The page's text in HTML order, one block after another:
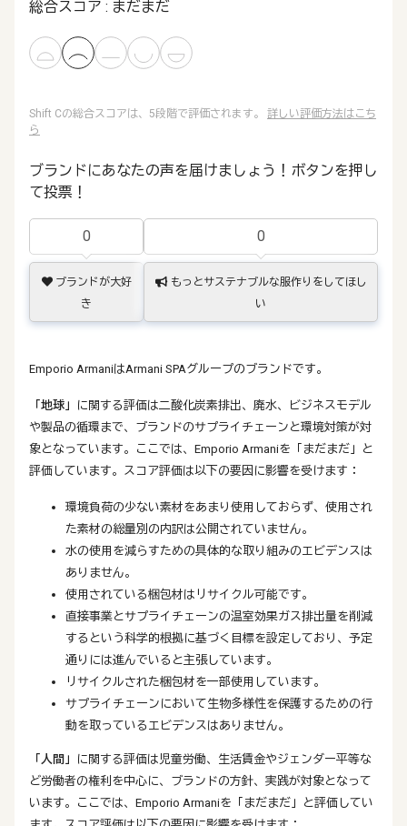
総合スコア : まだまだ
Shift Cの総合スコアは、5段階で評価されます。 詳しい評価方法はこち
ら
ブランドにあなたの声を届けましょう！ボタンを押し
て投票！
0
ブランドが大好
き
0
もっとサステナブルな服作りをしてほし
い
Emporio ArmaniはArmani SPAグループのブランドです。
「地球」
に関する評価は二酸化炭素排出、廃水、ビジネスモデル
や製品の循環まで、ブランドのサプライチェーンと環境対策が対
象となっています。ここでは、Emporio Armaniを「まだまだ」と
評価しています。スコア評価は以下の要因に影響を受けます：
環境負荷の少ない素材をあまり使用しておらず、使用され
た素材の総量別の内訳は公開されていません。
水の使用を減らすための具体的な取り組みのエビデンスは
ありません。
使用されている梱包材はリサイクル可能です。
直接事業とサプライチェーンの温室効果ガス排出量を削減
するという科学的根拠に基づく目標を設定しており、予定
通りには進んでいると主張しています。
リサイクルされた梱包材を一部使用しています。
サプライチェーンにおいて生物多様性を保護するための行
動を取っているエビデンスはありません。
「人間」
に関する評価は児童労働、生活賃金やジェンダー平等な
ど労働者の権利を中心に、ブランドの方針、実践が対象となって
います。ここでは、Emporio Armaniを「まだまだ」と評価してい